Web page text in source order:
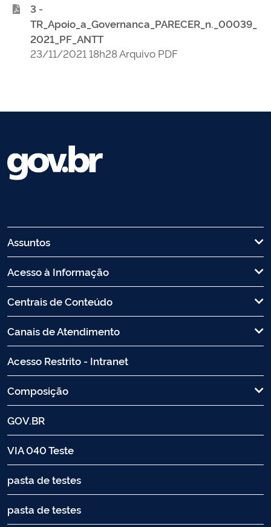
3 -
TR_Apoio_a_Governanca_PARECER_n._00039_
2021_PF_ANTT
23/11/2021 18h28 Arquivo PDF
Assuntos
Acesso à Informação
Centrais de Conteúdo
Canais de Atendimento
Acesso Restrito - Intranet
Composição
GOV.BR
VIA 040 Teste
pasta de testes
pasta de testes